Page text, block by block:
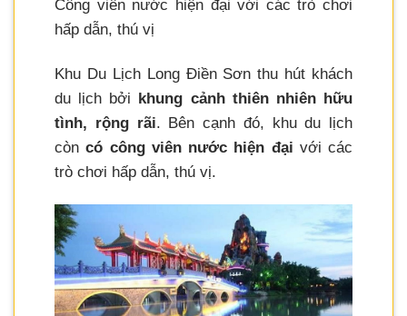
Công viên nước hiện đại với các trò chơi
hấp dẫn, thú vị
Khu Du Lịch Long Điền Sơn thu hút khách
du lịch bởi khung cảnh thiên nhiên hữu
tình, rộng rãi. Bên cạnh đó, khu du lịch
còncó công viên nước hiện đại với các
trò chơi hấp dẫn, thú vị.